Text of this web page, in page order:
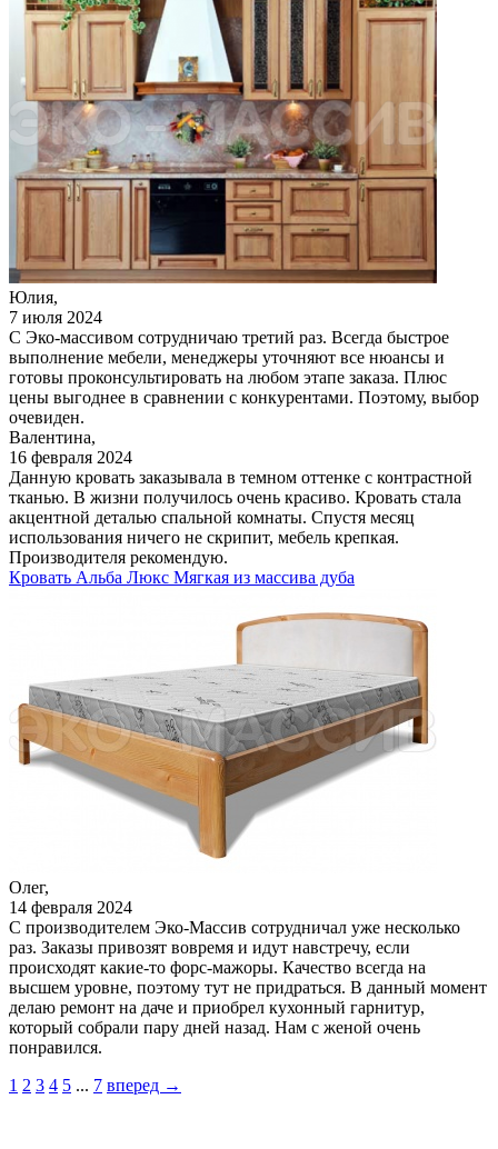
Юлия,
7 июля 2024
С Эко-массивом сотрудничаю третий раз. Всегда быстрое
выполнение мебели, менеджеры уточняют все нюансы и
готовы проконсультировать на любом этапе заказа. Плюс
цены выгоднее в сравнении с конкурентами. Поэтому, выбор
очевиден.
Валентина,
16 февраля 2024
Данную кровать заказывала в темном оттенке с контрастной
тканью. В жизни получилось очень красиво. Кровать стала
акцентной деталью спальной комнаты. Спустя месяц
использования ничего не скрипит, мебель крепкая.
Производителя рекомендую.
Кровать Альба Люкс Мягкая из массива дуба
Олег,
14 февраля 2024
С производителем Эко-Массив сотрудничал уже несколько
раз. Заказы привозят вовремя и идут навстречу, если
происходят какие-то форс-мажоры. Качество всегда на
высшем уровне, поэтому тут не придраться. В данный момент
делаю ремонт на даче и приобрел кухонный гарнитур,
который собрали пару дней назад. Нам с женой очень
понравился.
1 2 3 4 5 ... 7 вперед →